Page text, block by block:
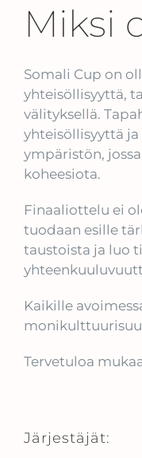
Miksi
Somali Cup on
yhteisöllisyyttä,
välityksellä.
yhteisöllisyyttä
ympäristön,
koheesiota.
Finaaliottelu ei
tuodaan esille
taustoista ja luo
Kaikille
Tervetuloa
Järjestäjät: